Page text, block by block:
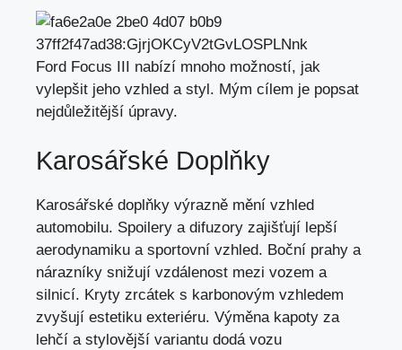
Ford Focus III nabízí mnoho možností, jak
vylepšit jeho vzhled a styl. Mým cílem je popsat
nejdůležitější úpravy.
Karosářské Doplňky
Karosářské doplňky výrazně mění vzhled
automobilu. Spoilery a difuzory zajišťují lepší
aerodynamiku a sportovní vzhled. Boční prahy a
nárazníky snižují vzdálenost mezi vozem a
silnicí. Kryty zrcátek s karbonovým vzhledem
zvyšují estetiku exteriéru. Výměna kapoty za
lehčí a stylovější variantu dodá vozu